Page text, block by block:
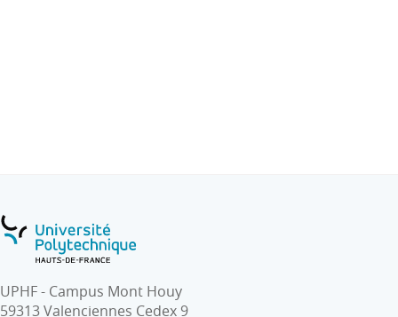
UPHF - Campus Mont Houy
59313 Valenciennes Cedex 9